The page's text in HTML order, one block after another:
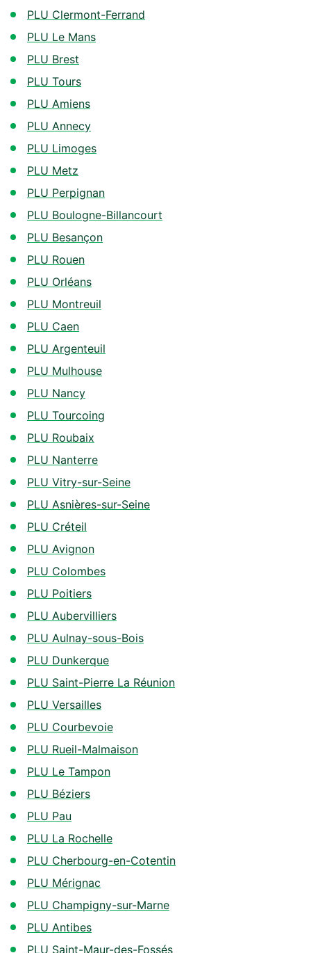
PLU Clermont-Ferrand
PLU Le Mans
PLU Brest
PLU Tours
PLU Amiens
PLU Annecy
PLU Limoges
PLU Metz
PLU Perpignan
PLU Boulogne-Billancourt
PLU Besançon
PLU Rouen
PLU Orléans
PLU Montreuil
PLU Caen
PLU Argenteuil
PLU Mulhouse
PLU Nancy
PLU Tourcoing
PLU Roubaix
PLU Nanterre
PLU Vitry-sur-Seine
PLU Asnières-sur-Seine
PLU Créteil
PLU Avignon
PLU Colombes
PLU Poitiers
PLU Aubervilliers
PLU Aulnay-sous-Bois
PLU Dunkerque
PLU Saint-Pierre La Réunion
PLU Versailles
PLU Courbevoie
PLU Rueil-Malmaison
PLU Le Tampon
PLU Béziers
PLU Pau
PLU La Rochelle
PLU Cherbourg-en-Cotentin
PLU Mérignac
PLU Champigny-sur-Marne
PLU Antibes
PLU Saint-Maur-des-Fossés